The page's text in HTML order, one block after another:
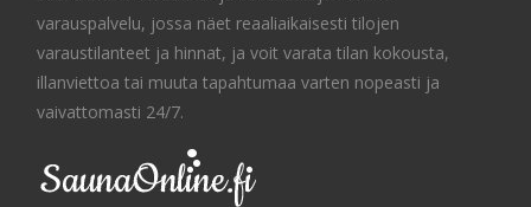
varauspalvelu, jossa näet reaaliaikaisesti tilojen
varaustilanteet ja hinnat, ja voit varata tilan kokousta,
illanviettoa tai muuta tapahtumaa varten nopeasti ja
vaivattomasti 24/7.